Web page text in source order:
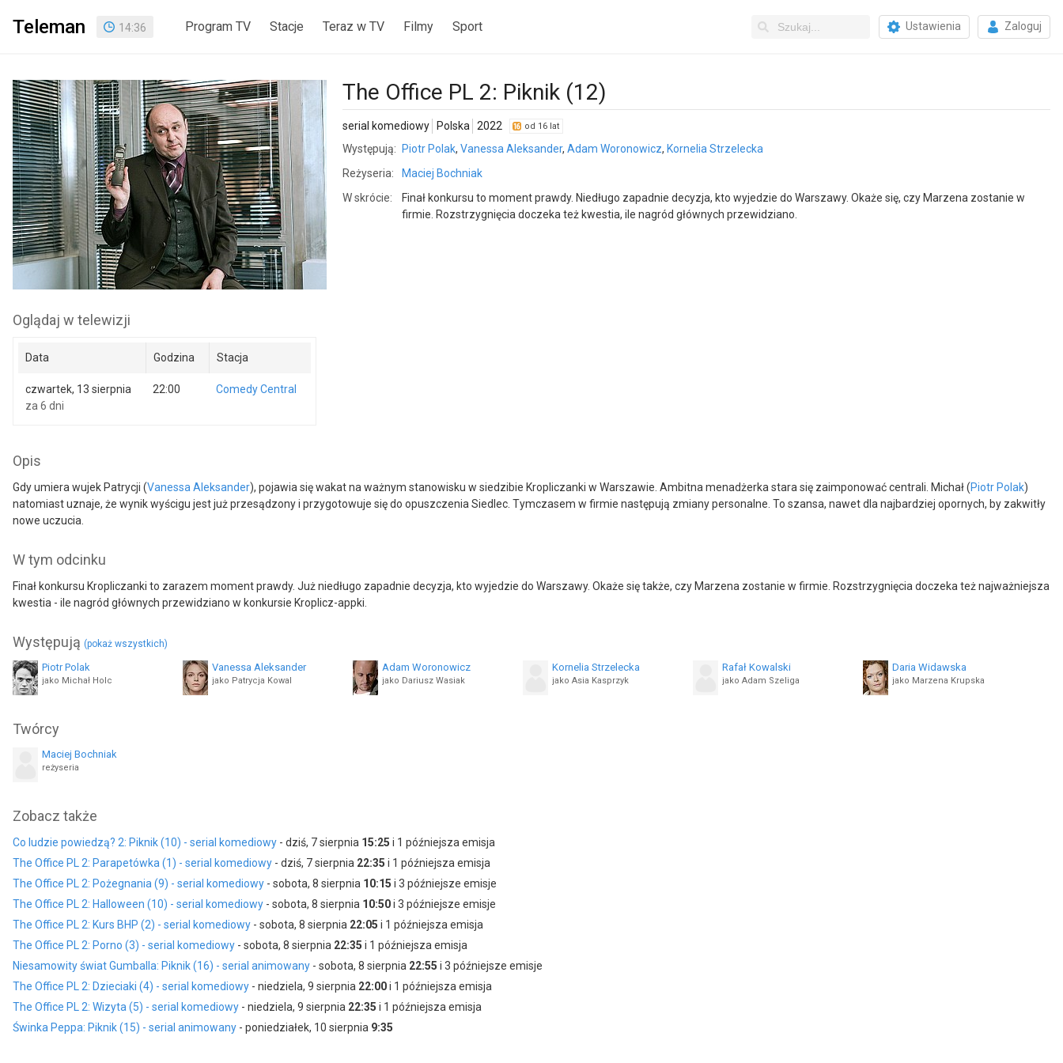
Teleman 14:36 Program TV Stacje Teraz w TV Filmy Sport Ustawienia Zaloguj
The Office PL 2: Piknik (12)
serial komediowy Polska 2022 od 16 lat
Występują: Piotr Polak, Vanessa Aleksander, Adam Woronowicz, Kornelia Strzelecka
Reżyseria:
Maciej Bochniak
W skrócie:
Finał konkursu to moment prawdy. Niedługo zapadnie decyzja, kto wyjedzie do Warszawy. Okaże się, czy Marzena zostanie w
firmie. Rozstrzygnięcia doczeka też kwestia, ile nagród głównych przewidziano.
Oglądaj w telewizji
Data Godzina Stacja
czwartek, 13 sierpnia
za 6 dni
22:00 Comedy Central
Opis
Gdy umiera wujek Patrycji (Vanessa Aleksander), pojawia się wakat na ważnym stanowisku w siedzibie Kropliczanki w Warszawie. Ambitna menadżerka stara się zaimponować centrali. Michał (Piotr Polak)
natomiast uznaje, że wynik wyścigu jest już przesądzony i przygotowuje się do opuszczenia Siedlec. Tymczasem w firmie następują zmiany personalne. To szansa, nawet dla najbardziej opornych, by zakwitły
nowe uczucia.
W tym odcinku
Finał konkursu Kropliczanki to zarazem moment prawdy. Już niedługo zapadnie decyzja, kto wyjedzie do Warszawy. Okaże się także, czy Marzena zostanie w firmie. Rozstrzygnięcia doczeka też najważniejsza
kwestia - ile nagród głównych przewidziano w konkursie Kroplicz-appki.
Występują (pokaż wszystkich)
Piotr Polak
jako Michał Holc
Vanessa Aleksander
jako Patrycja Kowal
Adam Woronowicz
jako Dariusz Wasiak
Kornelia Strzelecka
jako Asia Kasprzyk
Rafał Kowalski
jako Adam Szeliga
Daria Widawska
jako Marzena Krupska
jako Levan Kobiaszwili
Twórcy
Maciej Bochniak
reżyseria
Zobacz także
Co ludzie powiedzą? 2: Piknik (10) - serial komediowy - dziś, 7 sierpnia 15:25 i 1 późniejsza emisja
The Office PL 2: Parapetówka (1) - serial komediowy - dziś, 7 sierpnia 22:35 i 1 późniejsza emisja
The Office PL 2: Pożegnania (9) - serial komediowy - sobota, 8 sierpnia 10:15 i 3 późniejsze emisje
The Office PL 2: Halloween (10) - serial komediowy - sobota, 8 sierpnia 10:50i 3 późniejsze emisje
The Office PL 2: Kurs BHP (2) - serial komediowy - sobota, 8 sierpnia 22:05 i 1 późniejsza emisja
The Office PL 2: Porno (3) - serial komediowy - sobota, 8 sierpnia 22:35 i 1 późniejsza emisja
Niesamowity świat Gumballa: Piknik (16) - serial animowany - sobota, 8 sierpnia 22:55 i 3 późniejsze emisje
The Office PL 2: Dzieciaki (4) - serial komediowy - niedziela, 9 sierpnia 22:00i 1 późniejsza emisja
The Office PL 2: Wizyta (5) - serial komediowy - niedziela, 9 sierpnia 22:35 i 1 późniejsza emisja
Świnka Peppa: Piknik (15) - serial animowany - poniedziałek, 10 sierpnia 9:35